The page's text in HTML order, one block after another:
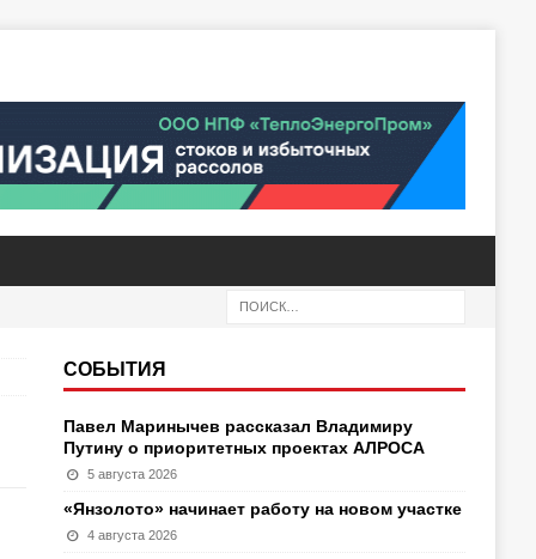
СОБЫТИЯ
Павел Маринычев рассказал Владимиру
Путину о приоритетных проектах АЛРОСА
5 августа 2026
«Янзолото» начинает работу на новом участке
4 августа 2026